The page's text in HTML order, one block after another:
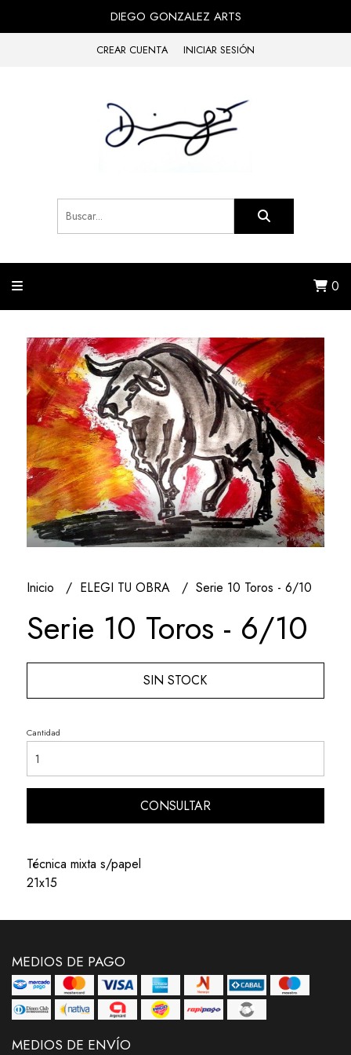
DIEGO GONZALEZ ARTS
CREAR CUENTA INICIAR SESIÓN
0
Inicio ELEGI TU OBRA Serie 10 Toros - 6/10
Serie 10 Toros - 6/10
SIN STOCK
Cantidad
CONSULTAR
Técnica mixta s/papel
21x15
MEDIOS DE PAGO
MEDIOS DE ENVÍO